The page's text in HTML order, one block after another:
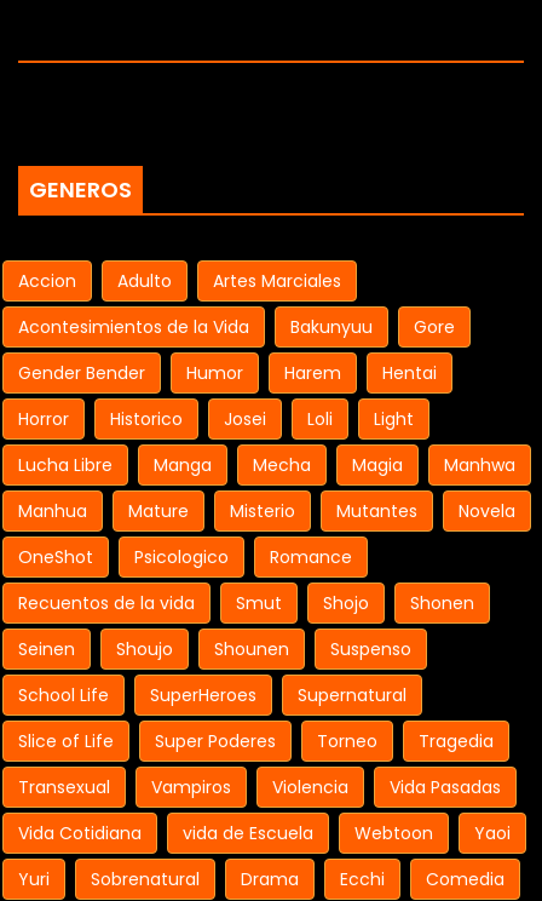
GENEROS
Accion Adulto
Artes Marciales
Acontesimientos de la Vida
Bakunyuu
Gore
Gender Bender
Humor Harem
Hentai
Horror
Historico Josei Loli
Light
Lucha Libre
Manga Mecha Magia
Manhwa
Manhua
Mature Misterio Mutantes
Novela
OneShot
Psicologico
Romance
Recuentos de la vida
Smut Shojo
Shonen
Seinen
Shoujo Shounen
Suspenso
School Life
SuperHeroes
Supernatural
Slice of Life
Super Poderes Torneo
Tragedia
Transexual
Vampiros Violencia
Vida Pasadas
Vida Cotidiana
vida de Escuela Webtoon
Yaoi
Yuri
Sobrenatural Drama Ecchi
Comedia